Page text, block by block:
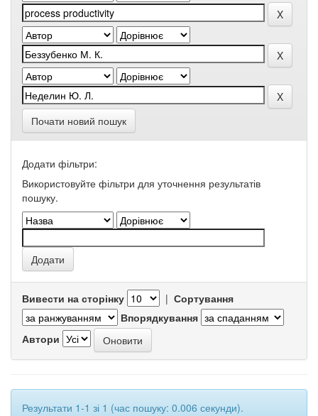
Почати новий пошук
Додати фільтри:
Використовуйте фільтри для уточнення результатів
пошуку.
Вивести на сторінку | Сортування
Впорядкування
Автори
Результати 1-1 зі 1 (час пошуку: 0.006 секунди).